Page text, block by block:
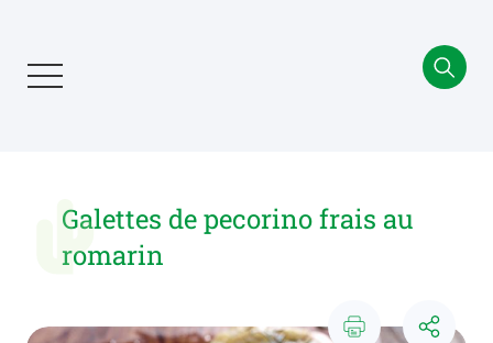
principalGalettes de pecorino frais au
romarin